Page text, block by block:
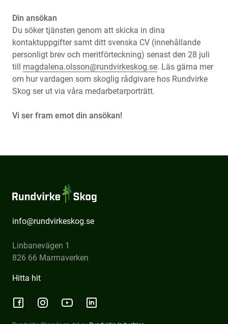
Din ansökan
Du söker tjänsten genom att skicka in dina
kontaktuppgifter samt ditt svenska CV (innehållande
personligt brev och meritförteckning) senast den 28 juli
till magdalena.olsson@rundvirkeskog.se. Läs gärna mer
om hur vardagen som skoglig rådgivare hos Rundvirke
Skog ser ut via våra medarbetarporträtt.
Vi ser fram emot din ansökan!
Skog
info@rundvirkeskog.se
Linbanevägen 1
826 66 Marmaverken
Hitta hit